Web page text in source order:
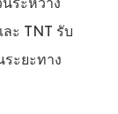
ะ TNT รับ
ะยะทาง